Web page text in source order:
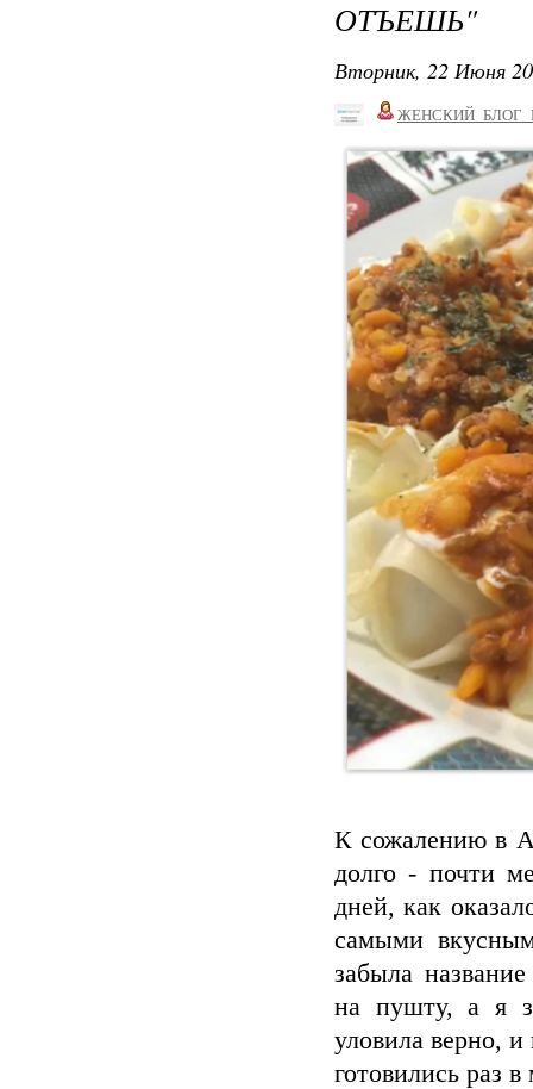
ОТЪЕШЬ"
Вторник, 22 Июня
К сожалению в
долго - почти
дней, как
самыми
забыла
на пушту, а я
уловила верно,
готовились раз